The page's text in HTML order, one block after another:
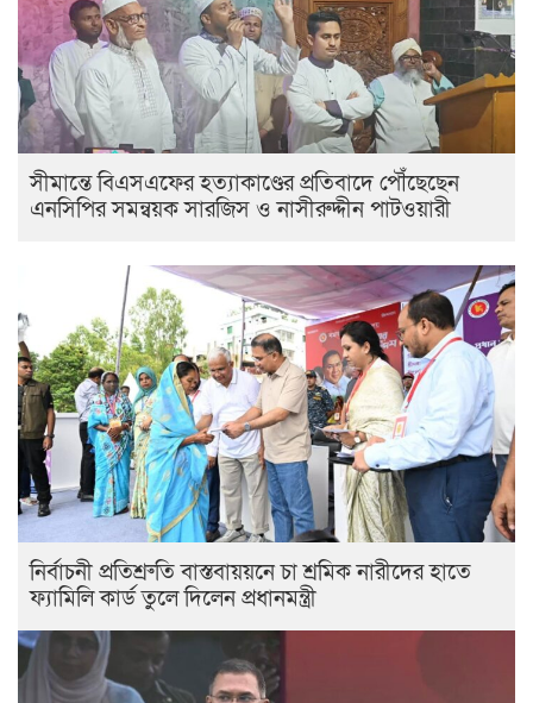
সীমান্তে বিএসএফের হত্যাকাণ্ডের প্রতিবাদে পৌঁছেছেন
এনসিপির সমন্বয়ক সারজিস ও নাসীরুদ্দীন পাটওয়ারী
নির্বাচনী প্রতিশ্রুতি বাস্তবায়য়নে চা শ্রমিক নারীদের হাতে
ফ্যামিলি কার্ড তুলে দিলেন প্রধানমন্ত্রী